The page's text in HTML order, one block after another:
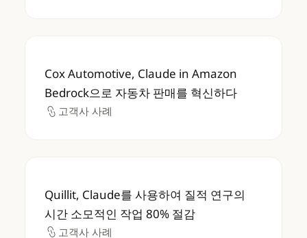
Cox Automotive, Claude in Amazon
Cox Automotive, Claude in Amazon
Bedrock으로 자동차 판매를 혁신하다
고객사 사례
고객사 사례
Quillit, Claude를 사용하여 질적 연구의 시간
Quillit, Claude를 사용하여 질적 연구의
시간 소모적인 작업 80% 절감
고객사 사례
고객사 사례